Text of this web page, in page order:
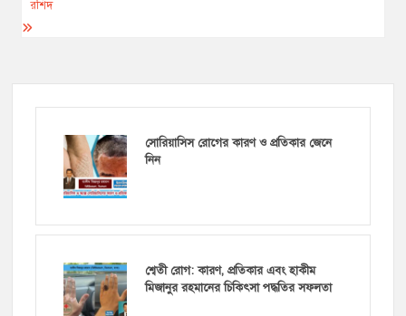
রশিদ
সোরিয়াসিস রোগের কারণ ও প্রতিকার জেনে
নিন
শ্বেতী রোগ: কারণ, প্রতিকার এবং হাকীম
মিজানুর রহমানের চিকিৎসা পদ্ধতির সফলতা